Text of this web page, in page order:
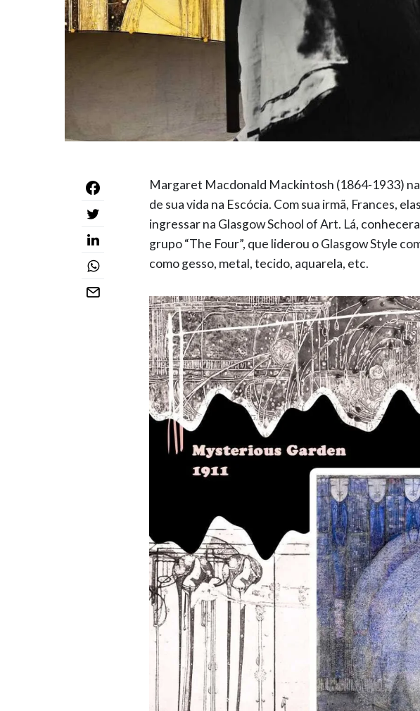
Margaret Macdonald Mackintosh (1864-1933)
de sua vida na Escócia. Com sua irmã, Frances,
ingressar na Glasgow School of Art. Lá,
grupo “The Four”, que liderou o Glasgow Style
como gesso, metal, tecido, aquarela, etc.